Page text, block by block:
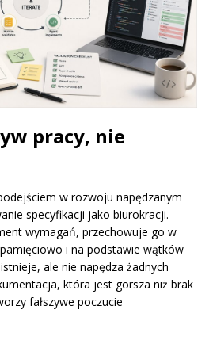
pracy, nie
w rozwoju napędzanym
specyfikacji jako biurokracji.
wymagań, przechowuje go w
i na podstawie wątków
ale nie napędza żadnych
która jest gorsza niż brak
fałszywe poczucie